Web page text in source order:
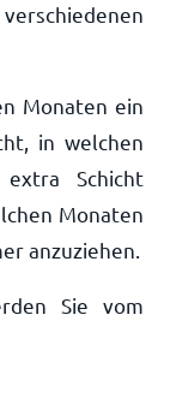
Monaten ein
in welchen
Schicht
Monaten
anzuziehen.
Sie vom